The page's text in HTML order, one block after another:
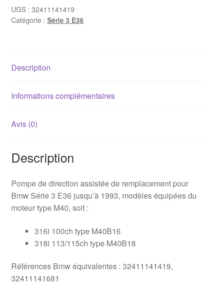
direction
assistée
/
jusqu'à
UGS : 32411141419
Catégorie : Série 3 E36
Description
Informations complémentaires
Avis (0)
Description
Pompe de direction assistée de remplacement pour
Bmw Série 3 E36 jusqu’à 1993, modèles équipées du
moteur type M40, soit :
316i 100ch type M40B16
318i 113/115ch type M40B18
Références Bmw équivalentes : 32411141419,
32411141681